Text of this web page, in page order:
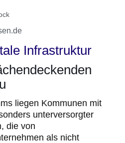
Infrastruktur
liegen Kommunen mit
unterversorgter
die von
als nicht